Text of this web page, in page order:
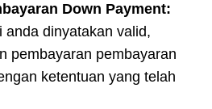
Down Payment:
anda dinyatakan valid,
pembayaran pembayaran
ketentuan yang telah